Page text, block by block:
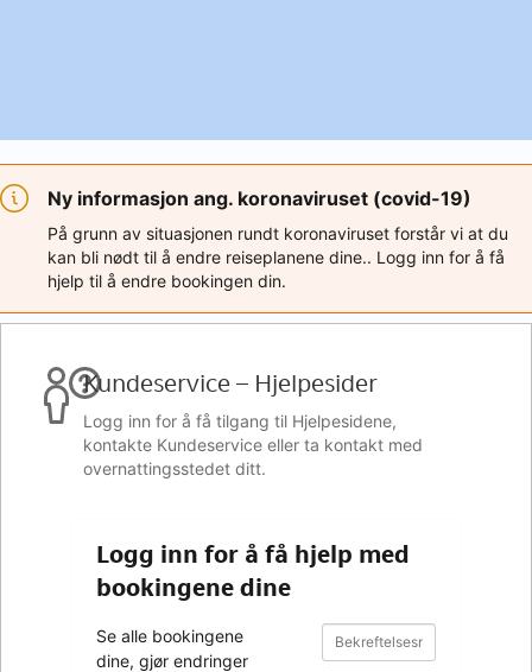
Ny informasjon ang. koronaviruset (covid-19)
På grunn av situasjonen rundt koronaviruset forstår vi at du
kan bli nødt til å endre reiseplanene dine.. Logg inn for å få
hjelp til å endre bookingen din.
Kundeservice – Hjelpesider
Logg inn for å få tilgang til Hjelpesidene,
kontakte Kundeservice eller ta kontakt med
overnattingsstedet ditt.
Logg inn for å få hjelp med
bookingene dine
Se alle bookingene
dine, gjør endringer
Bekreftelsesnummer
Bekreftelsesnummer